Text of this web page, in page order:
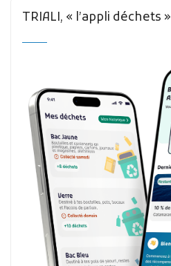
TRIALI, « l’appli déchets »